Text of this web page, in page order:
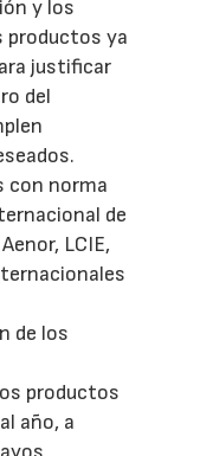
y los
productos ya
justificar
del
con norma
de
LCIE,
de los
productos
año, a